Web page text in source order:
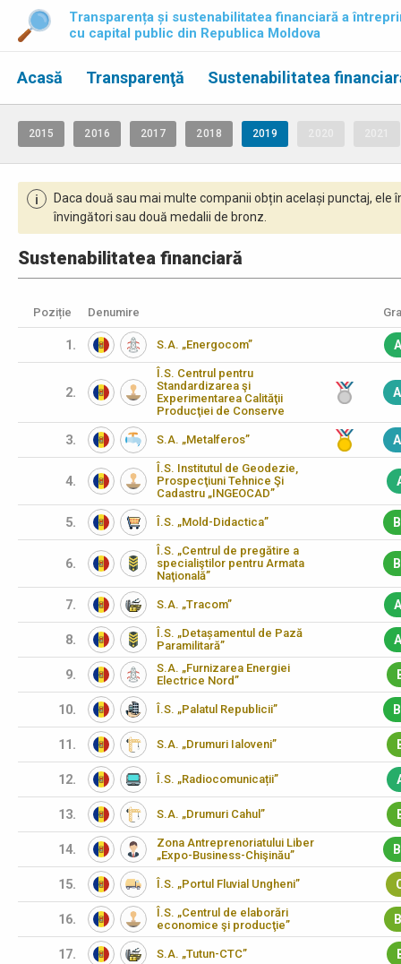
Transparența și sustenabilitatea financiară a
cu capital public din Republica Moldova
Acasă Transparenţă Sustenabilitatea
2015 2016 2017 2018 2019
i
Daca două sau mai multe companii obțin același punctaj,
învingători sau două medalii de bronz.
Sustenabilitatea financiară
Poziție Denumire
1. S.A. „Energocom”
2.
Î.S. Centrul pentru
Standardizarea şi
Experimentarea Calităţii
Producţiei de Conserve
3. S.A. „Metalferos”
4.
Î.S. Institutul de Geodezie,
Prospecţiuni Tehnice Şi
Cadastru „INGEOCAD”
5. Î.S. „Mold-Didactica”
6.
Î.S. „Centrul de pregătire a
specialiştilor pentru Armata
Naţională”
7. S.A. „Tracom”
8.
Î.S. „Detașamentul de Pază
Paramilitară”
9.
S.A. „Furnizarea Energiei
Electrice Nord”
10. Î.S. „Palatul Republicii”
11. S.A. „Drumuri Ialoveni”
12. Î.S. „Radiocomunicații”
13. S.A. „Drumuri Cahul”
14.
Zona Antreprenoriatului Liber
„Expo-Business-Chişinău”
15. Î.S. „Portul Fluvial Ungheni”
16.
Î.S. „Centrul de elaborări
economice şi producţie”
17. S.A. „Tutun-CTC”